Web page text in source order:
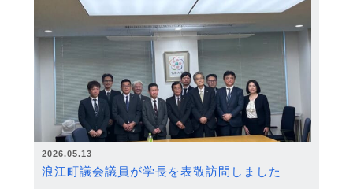
2026.05.13
浪江町議会議員が学長を表敬訪問しました